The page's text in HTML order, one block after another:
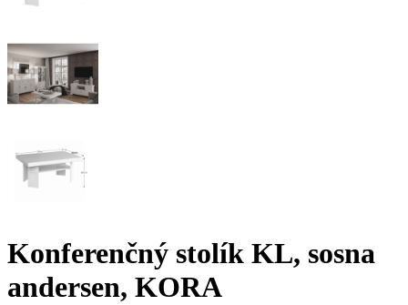
Konferenčný stolík KL, sosna
andersen, KORA